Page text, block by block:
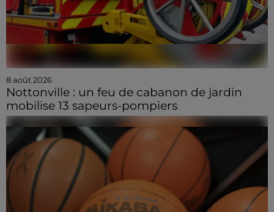
8 août 2026
Nottonville : un feu de cabanon de jardin
mobilise 13 sapeurs-pompiers